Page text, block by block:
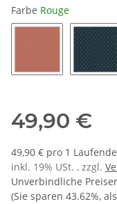
Farbe Rouge
49,90 €
49,90 € pro 1
inkl. 19% USt. , zzgl.
Unverbindliche
(Sie sparen 43.62%,